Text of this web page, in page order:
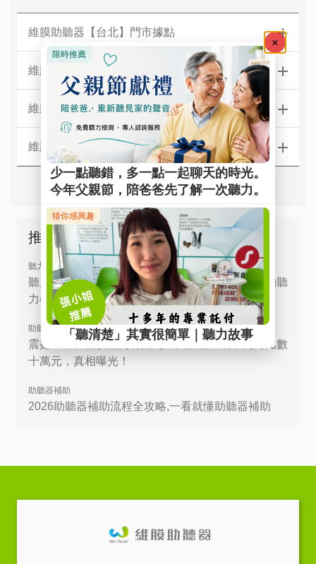
維膜助聽器【台北】門市據點
維膜助聽器【新北】門市據點
維膜助聽器【中區】門市據點
維膜助聽器【南區】門市據點
推薦文章
聽力檢測
聽力檢查如何做？免費聽力測試哪裡找？線上預約聽
力檢查
助聽器選擇
震撼！助聽器價格竟有如此巨大落差，幾千元對比數
十萬元，真相曝光！
助聽器補助
2026助聽器補助流程全攻略,一看就懂助聽器補助